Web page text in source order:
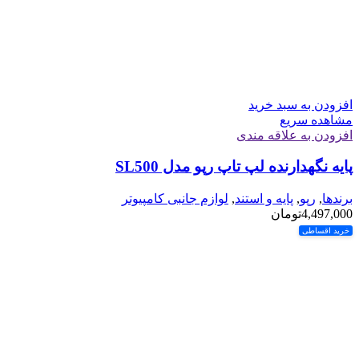
افزودن به سبد خرید
مشاهده سریع
افزودن به علاقه مندی
پایه نگهدارنده لپ تاپ رپو مدل SL500
برندها, رپو, پایه و استند, لوازم جانبی کامپیوتر
4,497,000تومان
خرید اقساطی